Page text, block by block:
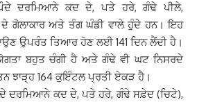
ਦਰਮਿਆਨੇ ਕਦ ਦੇ, ਪਤੇ ਹਰੇ, ਗੰਢੇ ਪੀਲੇ,
ਗੋਲਾਕਾਰ ਅਤੇ ਤੰਗ ਘੰਡੀ ਵਾਲੇ ਹੁੰਦੇ ਹਨ। ਇਹ
ਉਪਰੰਤ ਤਿਆਰ ਹੋਣ ਲਈ 141 ਦਿਨ ਲੈਂਦੀ ਹੈ।
ਬਹੁਤ ਚੰਗੀ ਹੈ ਅਤੇ ਗੰਢੇ ਵੀ ਘਟ ਨਿਸਰਦੇ
ਝਾੜ੍ਹ 164 ਕੁਇੰਟਲ ਪ੍ਰਤੀ ਏਕੜ ਹੈ।
ਦਰਮਿਆਨੇ ਕਦ ਦੇ, ਪਤੇ ਹਰੇ, ਗੰਢੇ ਸਫ਼ੇਦ (ਚਿਟੇ),